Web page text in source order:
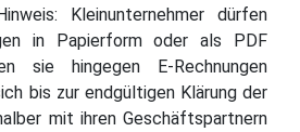
Kleinunternehmer dürfen
in Papierform oder als PDF
sie hingegen E-Rechnungen
bis zur endgültigen Klärung der
mit ihren Geschäftspartnern